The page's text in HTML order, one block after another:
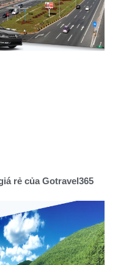
rẻ của Gotravel365